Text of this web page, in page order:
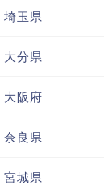
埼玉県
大分県
大阪府
奈良県
宮城県